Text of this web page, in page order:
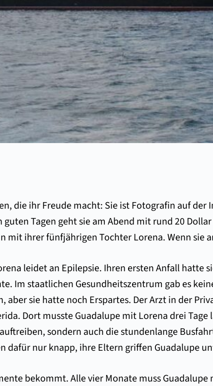
die ihr Freude macht: Sie ist Fotografin auf
Tagen geht sie am Abend mit rund 20
mit ihrer fünfjährigen Tochter Lorena. Wenn sie
leidet an Epilepsie. Ihren ersten Anfall hatte
Im staatlichen Gesundheitszentrum gab es
aber sie hatte noch Erspartes. Der Arzt in der
Dort musste Guadalupe mit Lorena drei
sondern auch die stundenlange
dafür nur knapp, ihre Eltern griffen Guadalupe
bekommt. Alle vier Monate muss